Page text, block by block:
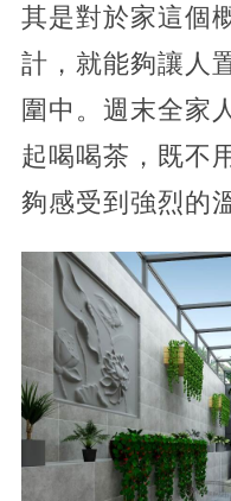
其是對於家這個
計，就能夠讓人
圍中。週末全家
起喝喝茶，既不
夠感受到強烈的